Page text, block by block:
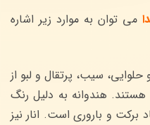
می توان به موارد زیر اشاره
حلوایی، سیب، پرتقال و لبو از
هندوانه به دلیل رنگ
برکت و باروری است. انار نیز